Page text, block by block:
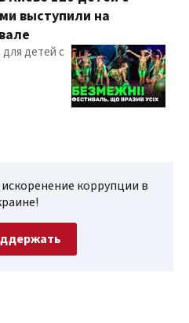
выступили на
детей с
коррупции в